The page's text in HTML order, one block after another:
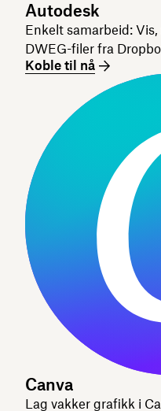
Autodesk
Enkelt samarbeid:
DWEG-filer fra
Koble til nå
Canva
Lag vakker grafikk i